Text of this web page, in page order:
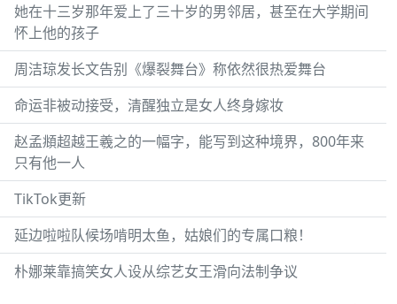
她在十三岁那年爱上了三十岁的男邻居，甚至在大学期间
怀上他的孩子
周洁琼发长文告别《爆裂舞台》称依然很热爱舞台
命运非被动接受，清醒独立是女人终身嫁妆
赵孟頫超越王羲之的一幅字，能写到这种境界，800年来
只有他一人
TikTok更新
延边啦啦队候场啃明太鱼，姑娘们的专属口粮！
朴娜莱靠搞笑女人设从综艺女王滑向法制争议